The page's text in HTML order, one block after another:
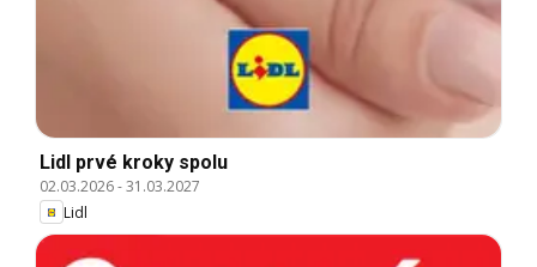
Lidl prvé kroky spolu
02.03.2026-31.03.2027
Lidl